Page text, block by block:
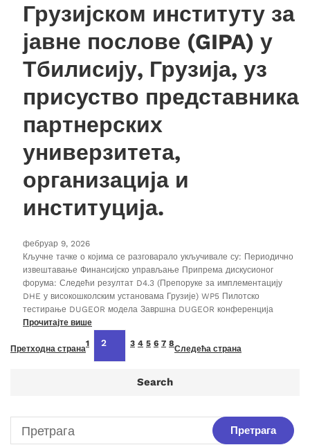
Грузијском институту за
јавне послове (GIPA) у
Тбилисију, Грузија, уз
присуство представника
партнерских
универзитета,
организација и
институција.
фебруар 9, 2026
Кључне тачке о којима се разговарало укључивале су: Периодично
извештавање Финансијско управљање Припрема дискусионог
форума: Следећи резултат D4.3 (Препоруке за имплементацију
DHE у високошколским установама Грузије) WP5 Пилотско
тестирање DUGEOR модела Завршна DUGEOR конференција
Прочитајте више
Претходна страна
1 2 3 4 5 6 7 8
Следећа страна
Search